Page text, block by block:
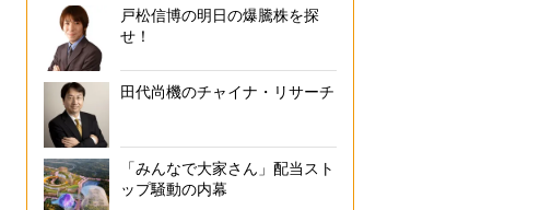
戸松信博の明日の爆騰株を探
せ！
田代尚機のチャイナ・リサーチ
「みんなで大家さん」配当スト
ップ騒動の内幕